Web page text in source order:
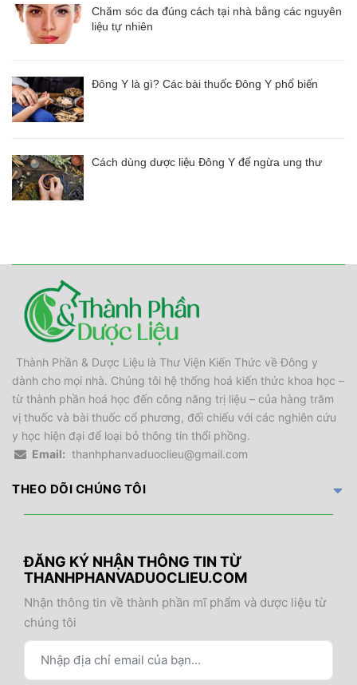
Chăm sóc da đúng cách tại nhà bằng các nguyên
liệu tự nhiên
Đông Y là gì? Các bài thuốc Đông Y phổ biến
Cách dùng dược liệu Đông Y để ngừa ung thư
Thành Phần & Dược Liệu là Thư Viện Kiến Thức về Đông y
dành cho mọi nhà. Chúng tôi hệ thống hoá kiến thức khoa học –
từ thành phần hoá học đến công năng trị liệu – của hàng trăm
vị thuốc và bài thuốc cổ phương, đối chiếu với các nghiên cứu
y học hiện đại để loại bỏ thông tin thổi phồng.
Email: thanhphanvaduoclieu@gmail.com
THEO DÕI CHÚNG TÔI
ĐĂNG KÝ NHẬN THÔNG TIN TỪ
THANHPHANVADUOCLIEU.COM
Nhận thông tin về thành phần mĩ phẩm và dược liệu từ
chúng tôi